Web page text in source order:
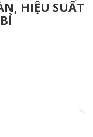
HIỆU SUẤT